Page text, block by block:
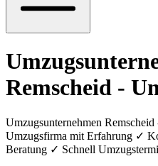
Remscheid -
Umzugsunternehmen
Umzugsfirma mit Erfahrung ✓
Beratung ✓ Schnell